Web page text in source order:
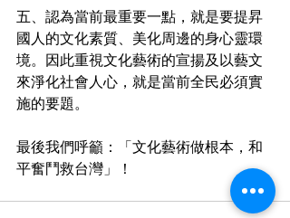
五、認為當前最重要一點，就是要提昇
國人的文化素質、美化周邊的身心靈環
境。因此重視文化藝術的宣揚及以藝文
來淨化社會人心，就是當前全民必須實
施的要題。
最後我們呼籲：「文化藝術做根本，和
平奮鬥救台灣」！